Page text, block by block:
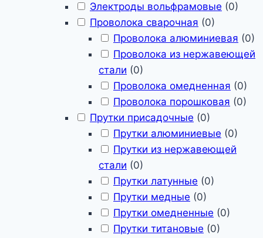
Электроды вольфрамовые (0)
Проволока сварочная (0)
Проволока алюминиевая (0)
Проволока из нержавеющей
стали (0)
Проволока омедненная (0)
Проволока порошковая (0)
Прутки присадочные (0)
Прутки алюминиевые (0)
Прутки из нержавеющей
стали (0)
Прутки латунные (0)
Прутки медные (0)
Прутки омедненные (0)
Прутки титановые (0)